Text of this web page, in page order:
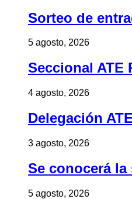
Sorteo de
5 agosto, 2026
Seccional
4 agosto, 2026
Delegación
3 agosto, 2026
Se conocerá
5 agosto, 2026